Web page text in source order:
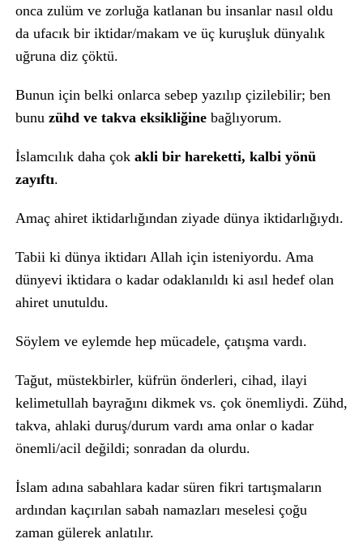
onca zulüm ve zorluğa katlanan bu insanlar nasıl oldu
da ufacık bir iktidar/makam ve üç kuruşluk dünyalık
uğruna diz çöktü.
Bunun için belki onlarca sebep yazılıp çizilebilir; ben
bunuzühd ve takva eksikliğine bağlıyorum.
İslamcılık daha çokakli bir hareketti, kalbi yönü
zayıftı.
Amaç ahiret iktidarlığından ziyade dünya iktidarlığıydı.
Tabii ki dünya iktidarı Allah için isteniyordu. Ama
dünyevi iktidara o kadar odaklanıldı ki asıl hedef olan
ahiret unutuldu.
Söylem ve eylemde hep mücadele, çatışma vardı.
Tağut, müstekbirler, küfrün önderleri, cihad, ilayi
kelimetullah bayrağını dikmek vs. çok önemliydi. Zühd,
takva, ahlaki duruş/durum vardı ama onlar o kadar
önemli/acil değildi; sonradan da olurdu.
İslam adına sabahlara kadar süren fikri tartışmaların
ardından kaçırılan sabah namazları meselesi çoğu
zaman gülerek anlatılır.